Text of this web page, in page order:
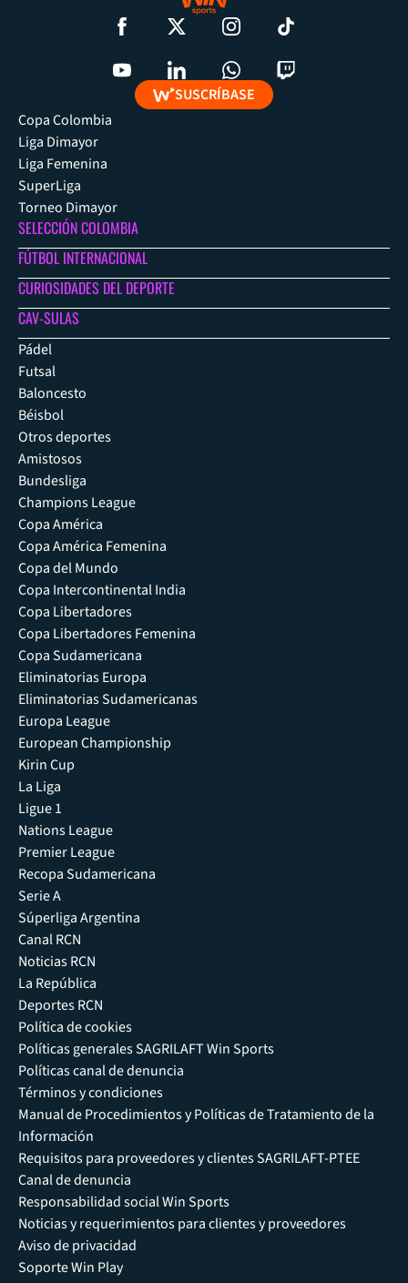
SUSCRÍBASE
Copa Colombia
Liga Dimayor
Liga Femenina
SuperLiga
Torneo Dimayor
SELECCIÓN COLOMBIA
FÚTBOL INTERNACIONAL
CURIOSIDADES DEL DEPORTE
CAV-SULAS
Pádel
Futsal
Baloncesto
Béisbol
Otros deportes
Amistosos
Bundesliga
Champions League
Copa América
Copa América Femenina
Copa del Mundo
Copa Intercontinental India
Copa Libertadores
Copa Libertadores Femenina
Copa Sudamericana
Eliminatorias Europa
Eliminatorias Sudamericanas
Europa League
European Championship
Kirin Cup
La Liga
Ligue 1
Nations League
Premier League
Recopa Sudamericana
Serie A
Súperliga Argentina
Canal RCN
Noticias RCN
La República
Deportes RCN
Política de cookies
Políticas generales SAGRILAFT Win Sports
Políticas canal de denuncia
Términos y condiciones
Manual de Procedimientos y Políticas de Tratamiento de la
Información
Requisitos para proveedores y clientes SAGRILAFT-PTEE
Canal de denuncia
Responsabilidad social Win Sports
Noticias y requerimientos para clientes y proveedores
Aviso de privacidad
Soporte Win Play